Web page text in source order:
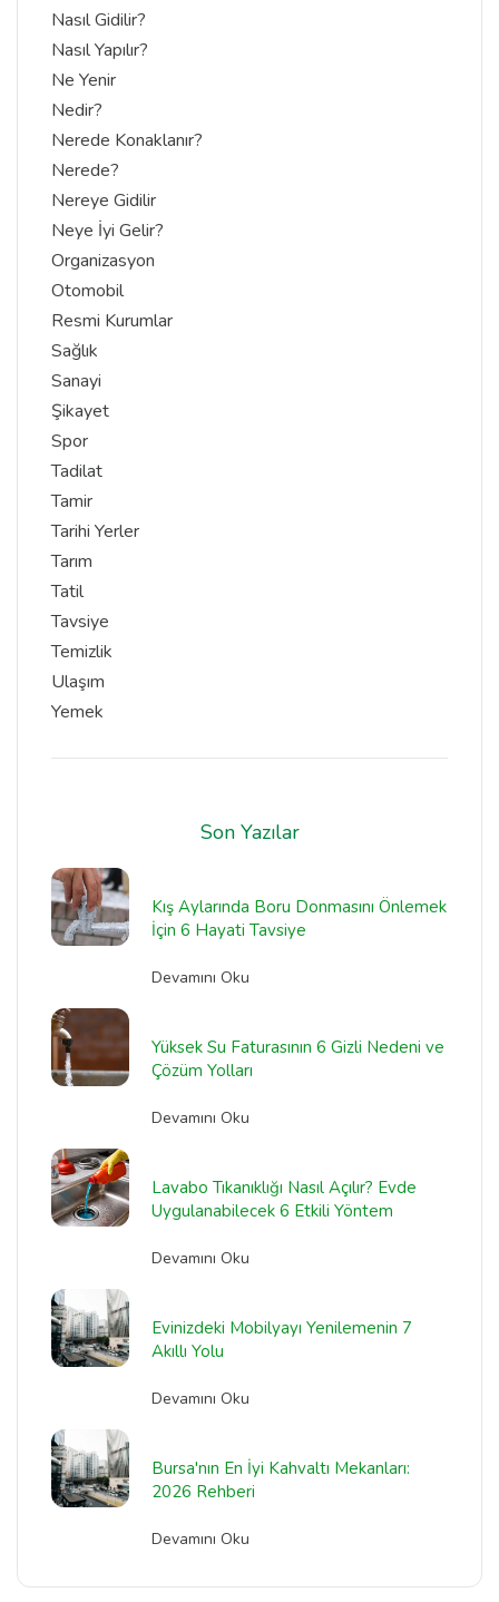
Nasıl Gidilir?
Nasıl Yapılır?
Ne Yenir
Nedir?
Nerede Konaklanır?
Nerede?
Nereye Gidilir
Neye İyi Gelir?
Organizasyon
Otomobil
Resmi Kurumlar
Sağlık
Sanayi
Şikayet
Spor
Tadilat
Tamir
Tarihi Yerler
Tarım
Tatil
Tavsiye
Temizlik
Ulaşım
Yemek
Son Yazılar
Kış Aylarında Boru Donmasını Önlemek
İçin 6 Hayati Tavsiye
Devamını Oku
Yüksek Su Faturasının 6 Gizli Nedeni ve
Çözüm Yolları
Devamını Oku
Lavabo Tıkanıklığı Nasıl Açılır? Evde
Uygulanabilecek 6 Etkili Yöntem
Devamını Oku
Evinizdeki Mobilyayı Yenilemenin 7
Akıllı Yolu
Devamını Oku
Bursa'nın En İyi Kahvaltı Mekanları:
2026 Rehberi
Devamını Oku